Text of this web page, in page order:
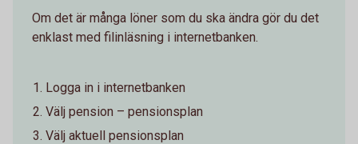
Om det är många löner som du ska ändra gör du det
enklast med filinläsning i internetbanken.
Logga in i internetbanken
Välj pension – pensionsplan
Välj aktuell pensionsplan